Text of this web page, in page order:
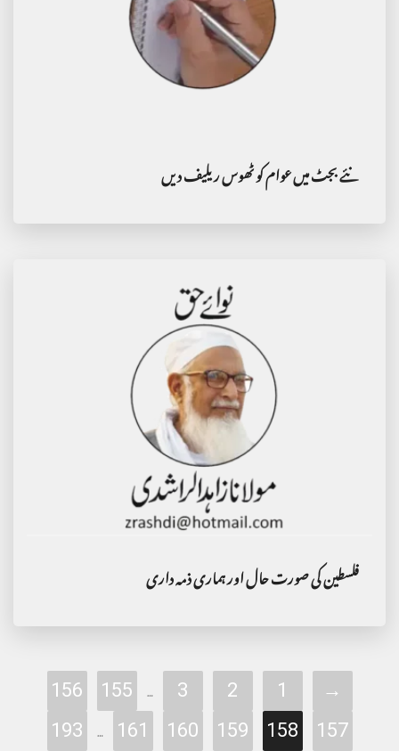
نئے بجٹ میں عوام کو ٹھوس ریلیف دیں
فلسطین کی صورت حال اور ہماری ذمہ داری
→
1
2
3
…
155
156
157
158
159
160
161
…
193